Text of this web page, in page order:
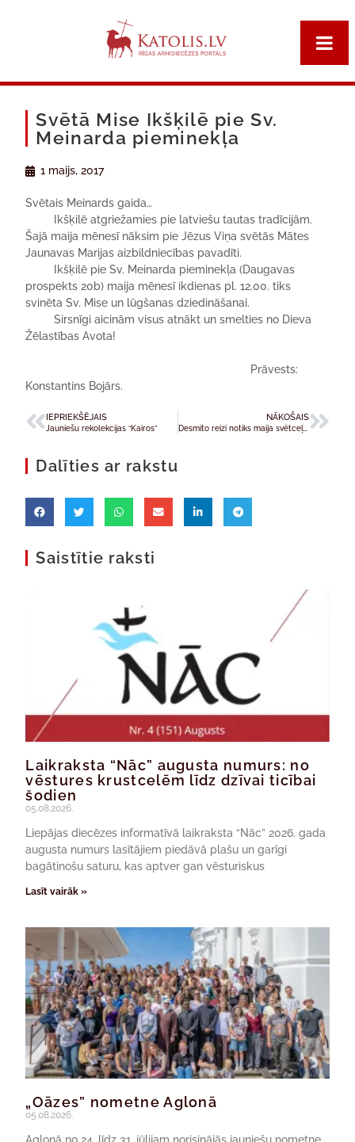
Svētā Mise Ikšķilē pie Sv.
Meinarda pieminekļa
1 maijs, 2017
Svētais Meinards gaida…
Ikšķilē atgriežamies pie latviešu tautas tradīcijām.
Šajā maija mēnesī nāksim pie Jēzus Viņa svētās Mātes
Jaunavas Marijas aizbildniecības pavadīti.
Ikšķilē pie Sv. Meinarda pieminekļa (Daugavas
prospekts 20b) maija mēnesī ikdienas pl. 12.00. tiks
svinēta Sv. Mise un lūgšanas dziedināšanai.
Sirsnīgi aicinām visus atnākt un smelties no Dieva
Žēlastības Avota!
Prāvests:
Konstantins Bojārs.
IEPRIEKŠĒJAIS
Jauniešu rekolekcijas “Kairos”
NĀKOŠAIS
Dalīties ar rakstu
Saistītie raksti
Laikraksta “Nāc” augusta numurs: no
vēstures krustcelēm līdz dzīvai ticībai
šodien
05.08.2026.
Liepājas diecēzes informatīvā laikraksta “Nāc” 2026. gada
augusta numurs lasītājiem piedāvā plašu un garīgi
bagātinošu saturu, kas aptver gan vēsturiskus
Lasīt vairāk »
„Oāzes” nometne Aglonā
05.08.2026.